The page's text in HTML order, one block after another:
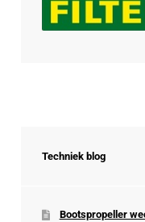
Techniek blog
Bootspropeller